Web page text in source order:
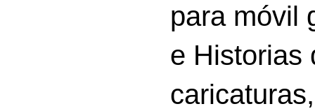
para móvil
e Historias